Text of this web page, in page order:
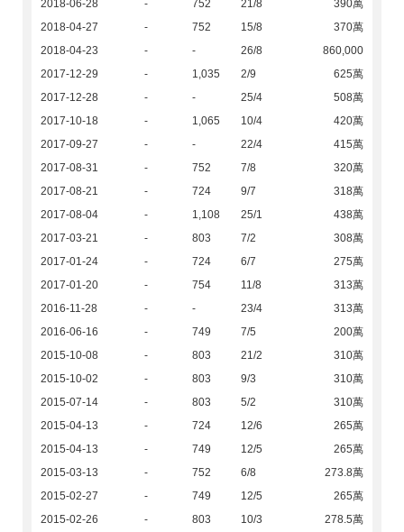
2018-06-28 - 752 21/8
390萬
2018-04-27
- 752 15/8
370萬
2018-04-23
- - 26/8
860,000
2017-12-29
- 1,035 2/9
625萬
2017-12-28
- - 25/4
508萬
2017-10-18
- 1,065 10/4
420萬
2017-09-27
- - 22/4
415萬
2017-08-31
- 752 7/8
320萬
2017-08-21
- 724 9/7
318萬
2017-08-04
- 1,108 25/1
438萬
2017-03-21
- 803 7/2
308萬
2017-01-24
- 724 6/7
275萬
2017-01-20
- 754 11/8
313萬
2016-11-28
- - 23/4
313萬
2016-06-16
- 749 7/5
200萬
2015-10-08
- 803 21/2
310萬
2015-10-02
- 803 9/3
310萬
2015-07-14
- 803 5/2
310萬
2015-04-13
- 724 12/6
265萬
2015-04-13
- 749 12/5
265萬
2015-03-13
- 752 6/8
273.8萬
2015-02-27
- 749 12/5
265萬
2015-02-26
- 803 10/3
278.5萬